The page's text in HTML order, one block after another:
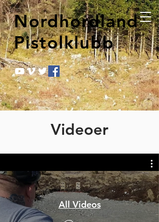
Nordhordland
Pistolklubb
Videoer
All Videos